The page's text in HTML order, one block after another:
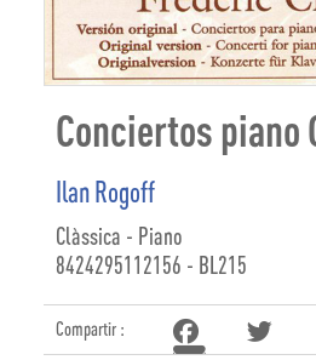
Conciertos piano
Ilan Rogoff
Clàssica - Piano
8424295112156 - BL215
Compartir :